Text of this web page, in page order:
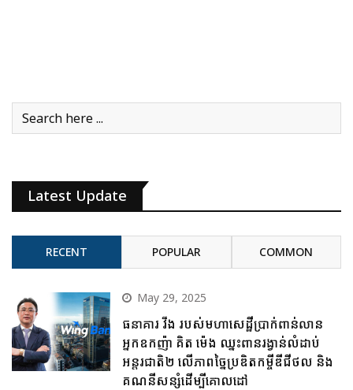
Latest Update
RECENT POPULAR COMMON
May 29, 2025
ធនាគារ វីង របស់មហាសេដ្ឋីប្រាក់ពាន់លាន
អ្នកឧកញ៉ា គិត ម៉េង ឈ្នះពានរង្វាន់លំដាប់
អន្តរជាតិ២ លើភាពច្នៃប្រឌិតកម្ចីឌីជីថល និង
គណនីសន្សំដើម្បីគោលដៅ